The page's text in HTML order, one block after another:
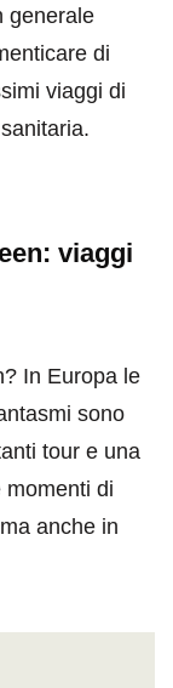
generale
di
viaggi di
viaggi
In Europa le
sono
tour e una
momenti di
anche in